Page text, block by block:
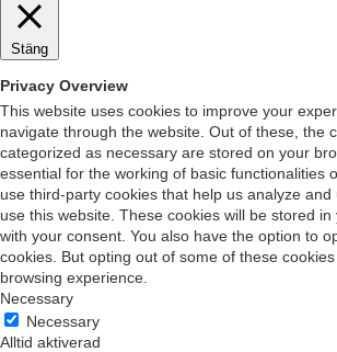
Stäng
Privacy Overview
This website uses cookies to improve your
navigate through the website. Out of these, the
categorized as necessary are stored on your
essential for the working of basic functionalities
use third-party cookies that help us analyze
use this website. These cookies will be stored
with your consent. You also have the option to
cookies. But opting out of some of these
browsing experience.
Necessary
Necessary
Alltid aktiverad